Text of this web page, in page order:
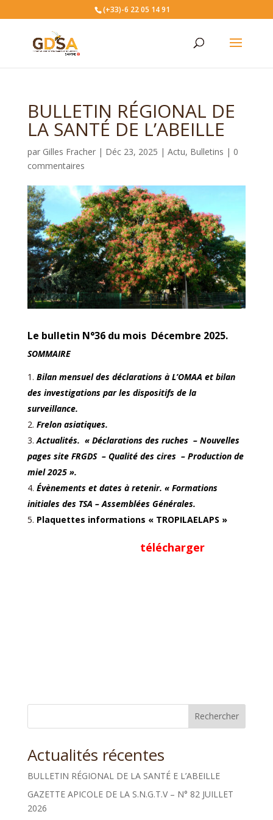
(+33)-6 22 05 14 91
BULLETIN RÉGIONAL DE
LA SANTÉ DE L’ABEILLE
par Gilles Fracher| Déc 23, 2025 | Actu, Bulletins | 0
commentaires
Le bulletin N°36 du mois Décembre 2025.
SOMMAIRE
Bilan mensuel des déclarations à L’OMAA et bilan
des investigations par les dispositifs de la
surveillance.
Frelon asiatiques.
Actualités. « Déclarations des ruches – Nouvelles
pages site FRGDS – Qualité des cires – Production de
miel 2025 ».
Évènements et dates à retenir. « Formations
initiales des TSA – Assemblées Générales.
Plaquettes informations « TROPILAELAPS »
télécharger
Rechercher
Actualités récentes
BULLETIN RÉGIONAL DE LA SANTÉ E L’ABEILLE
GAZETTE APICOLE DE LA S.N.G.T.V – N° 82 JUILLET
2026